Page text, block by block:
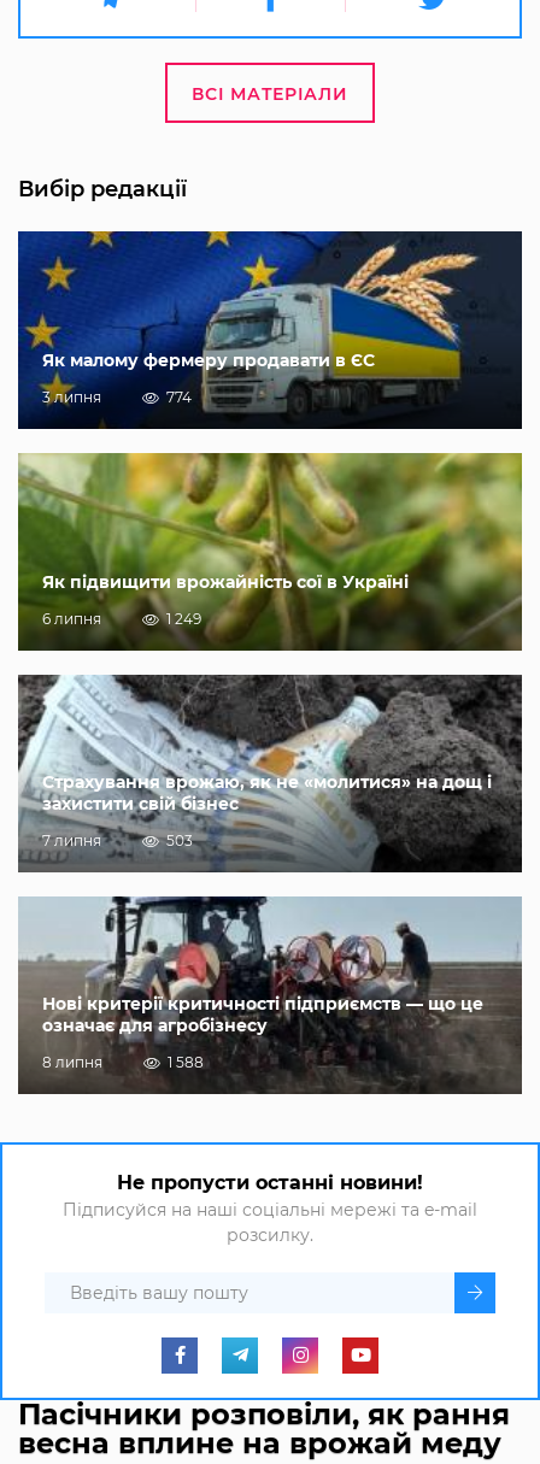
ВСІ МАТЕРІАЛИ
Вибір редакції
Як малому фермеру продавати в ЄС
3 липня 774
Як підвищити врожайність сої в Україні
6 липня 1 249
Страхування врожаю, як не «молитися» на дощ і
захистити свій бізнес
7 липня 503
Нові критерії критичності підприємств — що це
означає для агробізнесу
8 липня 1 588
Не пропусти останні новини!
Підписуйся на наші соціальні мережі та e-mail
розсилку.
Пасічники розповіли, як рання
весна вплине на врожай меду